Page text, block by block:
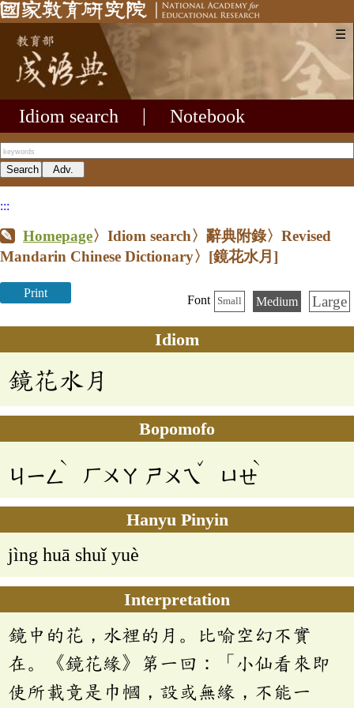
☰
Idiom search Notebook
:::
Homepage〉Idiom search〉辭典附錄〉Revised
Mandarin Chinese Dictionary〉 [鏡花水月]
Print
Font Small Medium Large
Idiom
鏡花水月
Bopomofo
ㄐㄧㄥ
ˋ
ㄏㄨㄚ ㄕㄨㄟ
ˇ
ㄩㄝ
ˋ
Hanyu Pinyin
jìng huā shuǐ yuè
Interpretation
鏡中的花，水裡的月。比喻空幻不實
在。《鏡花緣》第一回：「小仙看來即
使所載竟是巾幗，設或無緣，不能一